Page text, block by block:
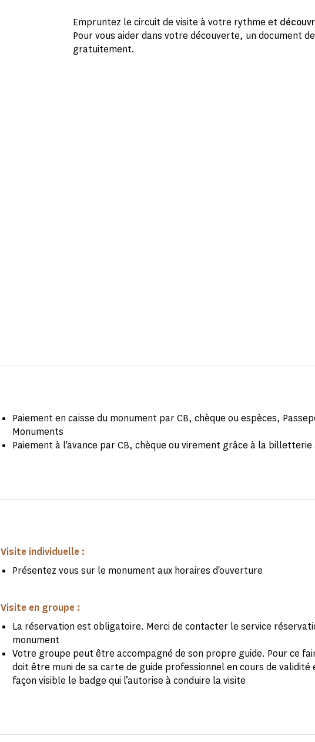
Empruntez le circuit de visite à votre rythme et
Pour vous aider dans votre découverte, un document
gratuitement.
Paiement en caisse du monument par CB, chèque ou espèces,
Monuments
Paiement à l'avance par CB, chèque ou virement grâce à la billetterie
Visite individuelle :
Présentez vous sur le monument aux horaires d'ouverture
Visite en groupe :
La réservation est obligatoire. Merci de contacter le service
monument
Votre groupe peut être accompagné de son propre guide. Pour ce
doit être muni de sa carte de guide professionnel en cours de
façon visible le badge qui l’autorise à conduire la visite